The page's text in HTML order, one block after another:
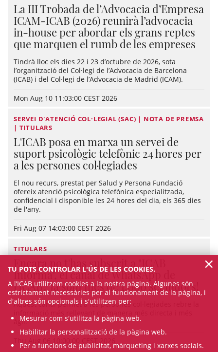
La III Trobada de l’Advocacia d’Empresa
ICAM-ICAB (2026) reunirà l’advocacia
in-house per abordar els grans reptes
que marquen el rumb de les empreses
Tindrà lloc els dies 22 i 23 d’octubre de 2026, sota
l’organització del Col·legi de l’Advocacia de Barcelona
(ICAB) i del Col·legi de l’Advocacia de Madrid (ICAM).
Mon Aug 10 11:03:00 CEST 2026
SERVEI D'ATENCIÓ COL·LEGIAL (SAC) | NOTA DE PREMSA
| TITULARS
L'ICAB posa en marxa un servei de
suport psicològic telefònic 24 hores per
a les persones col·legiades
El nou recurs, prestat per Salud y Persona Fundació
ofereix atenció psicològica telefònica especialitzada,
confidencial i disponible les 24 hores del dia, els 365 dies
de l'any.
Fri Aug 07 14:03:00 CEST 2026
TITULARS
Encara no t'has subscrit a "ICAB
Informa", el canal de WhatsApp de
l'ICAB? Ja som més de 1.000 seguidors!
Aquest canal permet a les persones col·legiades rebre la
àgil.
Thu Aug 06 10:00:00 CEST 2026
TU POTS CONTROLAR L'ÚS DE LES COOKIES.
A l’ICAB utilitzem cookies a la nostra pàgina. Algunes són
estrictament necessàries per al funcionament de la pàgina, i
d'altres són opcionals i s'utilitzen per:
Mesurar com s'utilitza la pàgina web.
Habilitar la personalització de la pàgina web.
Per a funcions de publicitat, màrqueting i xarxes socials.
×